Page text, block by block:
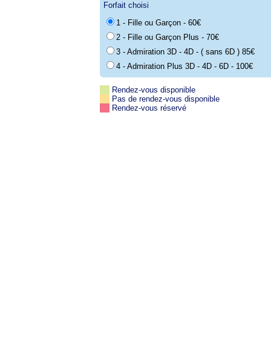
Forfait choisi
1 - Fille ou Garçon - 60€
2 - Fille ou Garçon Plus - 70€
3 - Admiration 3D - 4D - ( sans 6D ) 85€
4 - Admiration Plus 3D - 4D - 6D - 100€
Rendez-vous disponible
Pas de rendez-vous disponible
Rendez-vous réservé